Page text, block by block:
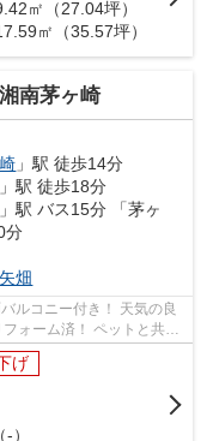
㎡（27.04坪）
㎡（35.57坪）
南茅ヶ崎
」駅 徒歩14分
」駅 徒歩18分
」駅 バス15分 「茅ヶ
分
矢畑
ルコニー付き！ 天気の良
ォーム済！ ペットと共に
げ
）